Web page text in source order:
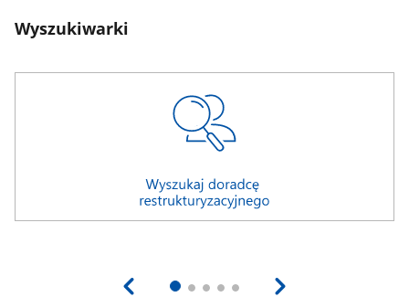
Wyszukiwarki